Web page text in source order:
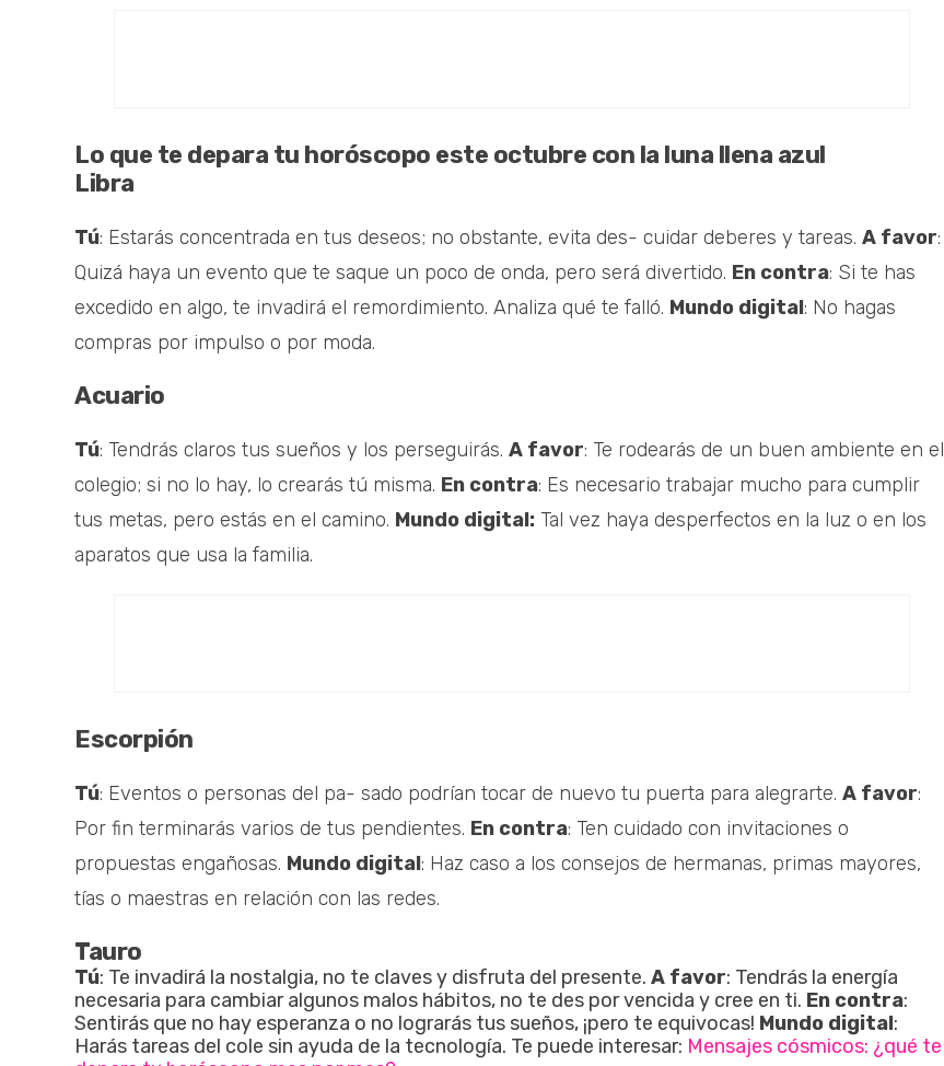
Lo que te depara tu horóscopo este octubre con la luna llena azul
Libra
Tú: Estarás concentrada en tus deseos; no obstante, evita des- cuidar deberes y tareas. A favor:
Quizá haya un evento que te saque un poco de onda, pero será divertido. En contra: Si te has
excedido en algo, te invadirá el remordimiento. Analiza qué te falló. Mundo digital: No hagas
compras por impulso o por moda.
Acuario
Tú: Tendrás claros tus sueños y los perseguirás. A favor: Te rodearás de un buen ambiente en el
colegio; si no lo hay, lo crearás tú misma. En contra: Es necesario trabajar mucho para cumplir
tus metas, pero estás en el camino. Mundo digital: Tal vez haya desperfectos en la luz o en los
aparatos que usa la familia.
Escorpión
Tú: Eventos o personas del pa- sado podrían tocar de nuevo tu puerta para alegrarte. A favor:
Por fin terminarás varios de tus pendientes. En contra: Ten cuidado con invitaciones o
propuestas engañosas. Mundo digital: Haz caso a los consejos de hermanas, primas mayores,
tías o maestras en relación con las redes.
Tauro
Tú: Te invadirá la nostalgia, no te claves y disfruta del presente. A favor: Tendrás la energía
necesaria para cambiar algunos malos hábitos, no te des por vencida y cree en ti. En contra:
Sentirás que no hay esperanza o no lograrás tus sueños, ¡pero te equivocas! Mundo digital:
Harás tareas del cole sin ayuda de la tecnología. Te puede interesar: Mensajes cósmicos: ¿qué te